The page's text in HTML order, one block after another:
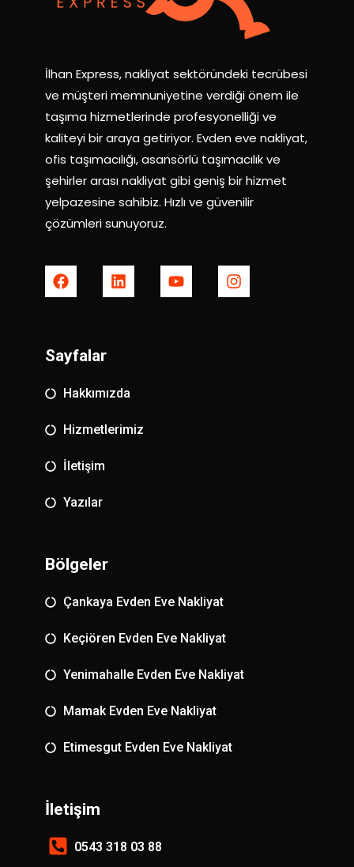
İlhan Express, nakliyat sektöründeki tecrübesi
ve müşteri memnuniyetine verdiği önem ile
taşıma hizmetlerinde profesyonelliği ve
kaliteyi bir araya getiriyor. Evden eve nakliyat,
ofis taşımacılığı, asansörlü taşımacılık ve
şehirler arası nakliyat gibi geniş bir hizmet
yelpazesine sahibiz. Hızlı ve güvenilir
çözümleri sunuyoruz.
Sayfalar
Hakkımızda
Hizmetlerimiz
İletişim
Yazılar
Bölgeler
Çankaya Evden Eve Nakliyat
Keçiören Evden Eve Nakliyat
Yenimahalle Evden Eve Nakliyat
Mamak Evden Eve Nakliyat
Etimesgut Evden Eve Nakliyat
İletişim
0543 318 03 88